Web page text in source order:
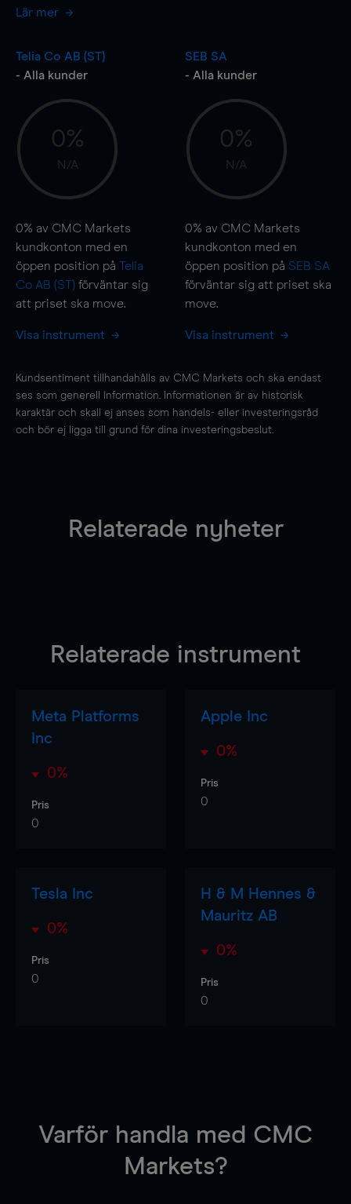
Lär mer
Telia Co AB (ST)
- Alla kunder
0%
N/A
0% av CMC Markets
kundkonton med en
öppen position på Telia
Co AB (ST) förväntar sig
att priset ska move.
Visa instrument
SEB SA
- Alla kunder
0%
N/A
0% av CMC Markets
kundkonton med en
öppen position på SEB SA
förväntar sig att priset ska
move.
Visa instrument
Kundsentiment tillhandahålls av CMC Markets och ska endast
ses som generell information. Informationen är av historisk
karaktär och skall ej anses som handels- eller investeringsråd
och bör ej ligga till grund för dina investeringsbeslut.
Relaterade nyheter
Relaterade instrument
Meta Platforms
Inc
0%
Pris
0
Apple Inc
0%
Pris
0
Tesla Inc
0%
Pris
0
H & M Hennes &
Mauritz AB
0%
Pris
0
Varför handla med CMC
Markets?